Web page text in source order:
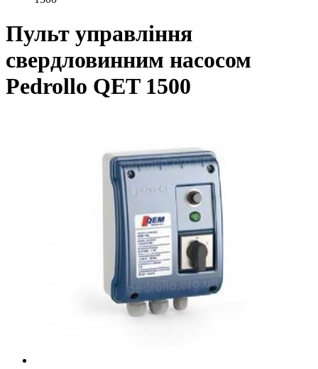
Пульт управління
свердловинним насосом
Pedrollo QET 1500